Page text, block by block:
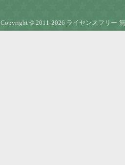
Copyright © 2011-2026 ライセンスフリー